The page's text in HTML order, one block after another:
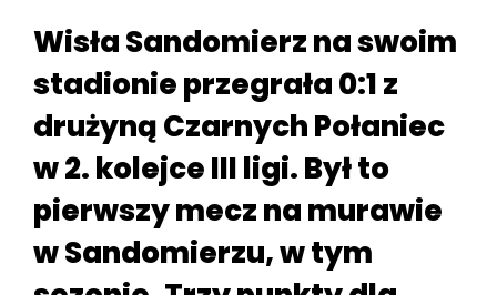
Wisła Sandomierz na swoim
stadionie przegrała 0:1 z
drużyną Czarnych Połaniec
w 2. kolejce III ligi. Był to
pierwszy mecz na murawie
w Sandomierzu, w tym